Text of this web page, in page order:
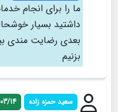
ما را برای انجام
داشتید بسیار
بعدی رضایت مندی
بزنیم
سعید حمزه زاده 14